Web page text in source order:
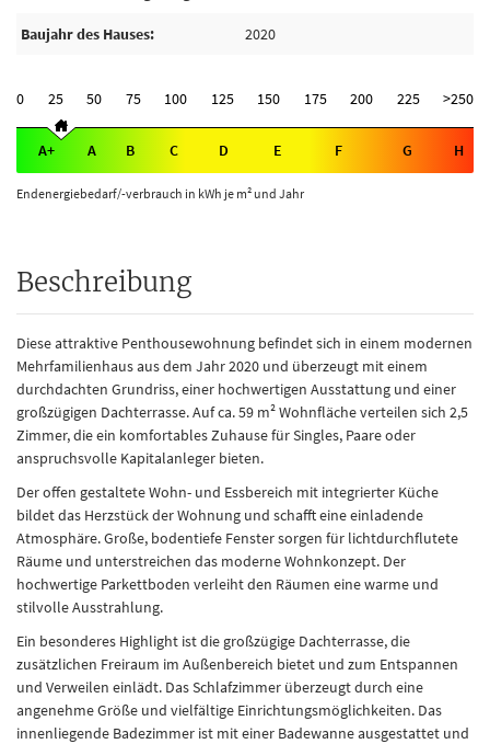
Baujahr des Hauses 2020
0 25 50 75 100 125 150 175 200 225 >250
A+ A B C D E F G H
Endenergiebedarf/-verbrauch in kWh je m² und Jahr
Beschreibung
Diese attraktive Penthousewohnung befindet sich in einem modernen
Mehrfamilienhaus aus dem Jahr 2020 und überzeugt mit einem
durchdachten Grundriss, einer hochwertigen Ausstattung und einer
großzügigen Dachterrasse. Auf ca. 59 m² Wohnfläche verteilen sich 2,5
Zimmer, die ein komfortables Zuhause für Singles, Paare oder
anspruchsvolle Kapitalanleger bieten.
Der offen gestaltete Wohn- und Essbereich mit integrierter Küche
bildet das Herzstück der Wohnung und schafft eine einladende
Atmosphäre. Große, bodentiefe Fenster sorgen für lichtdurchflutete
Räume und unterstreichen das moderne Wohnkonzept. Der
hochwertige Parkettboden verleiht den Räumen eine warme und
stilvolle Ausstrahlung.
Ein besonderes Highlight ist die großzügige Dachterrasse, die
zusätzlichen Freiraum im Außenbereich bietet und zum Entspannen
und Verweilen einlädt. Das Schlafzimmer überzeugt durch eine
angenehme Größe und vielfältige Einrichtungsmöglichkeiten. Das
innenliegende Badezimmer ist mit einer Badewanne ausgestattet und